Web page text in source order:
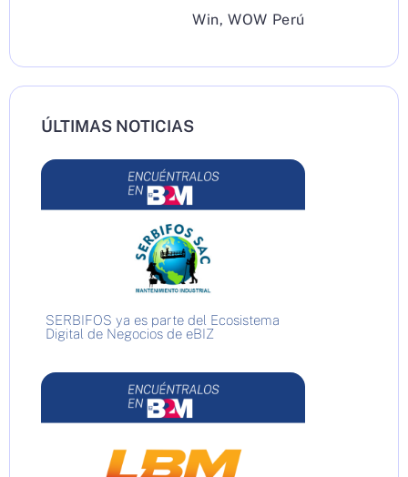
Win,WOW Perú
ÚLTIMAS NOTICIAS
SERBIFOS ya es parte del Ecosistema
Digital de Negocios de eBIZ